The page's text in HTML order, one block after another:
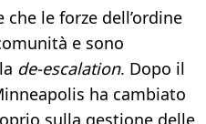
le forze dell’ordine
e sono
de-escalation. Dopo il
ha cambiato
sulla gestione delle